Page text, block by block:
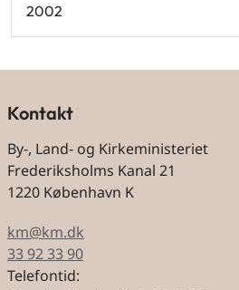
2002
Kontakt
By-, Land- og Kirkeministeriet
Frederiksholms Kanal 21
1220 København K
km@km.dk
33 92 33 90
Telefontid: